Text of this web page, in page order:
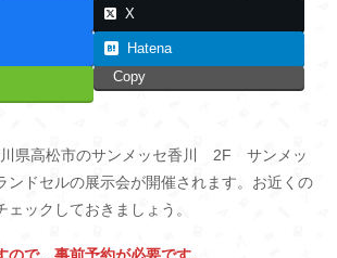
X
Hatena
Copy
川県高松市のサンメッセ香川 2F サンメッ
ンドセルの展示会が開催されます。お近くの
ックしておきましょう。
で、事前予約が必要です。